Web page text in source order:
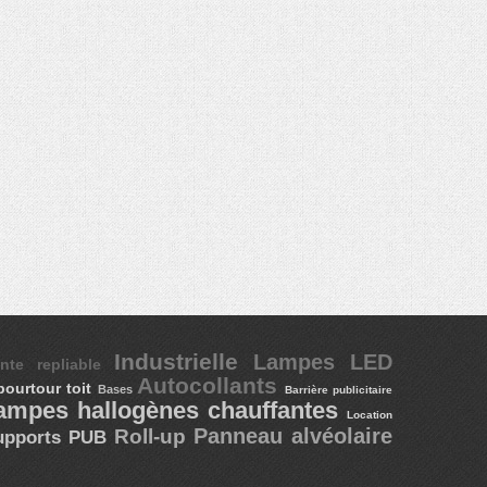
repliable Industrielle Lampes LED
toit Bases Autocollants Barrière publicitaire
hallogènes chauffantesLocation
PUB Roll-up Panneau alvéolaire